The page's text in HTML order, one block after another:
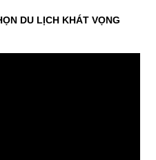
DU LỊCH KHÁT VỌNG